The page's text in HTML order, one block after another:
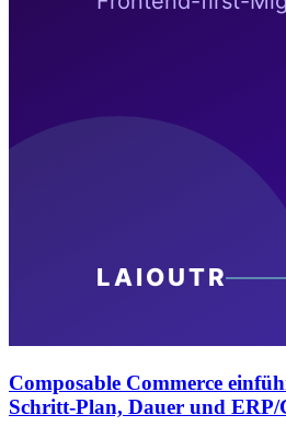
Composable Commerce
Schritt-Plan, Dauer und